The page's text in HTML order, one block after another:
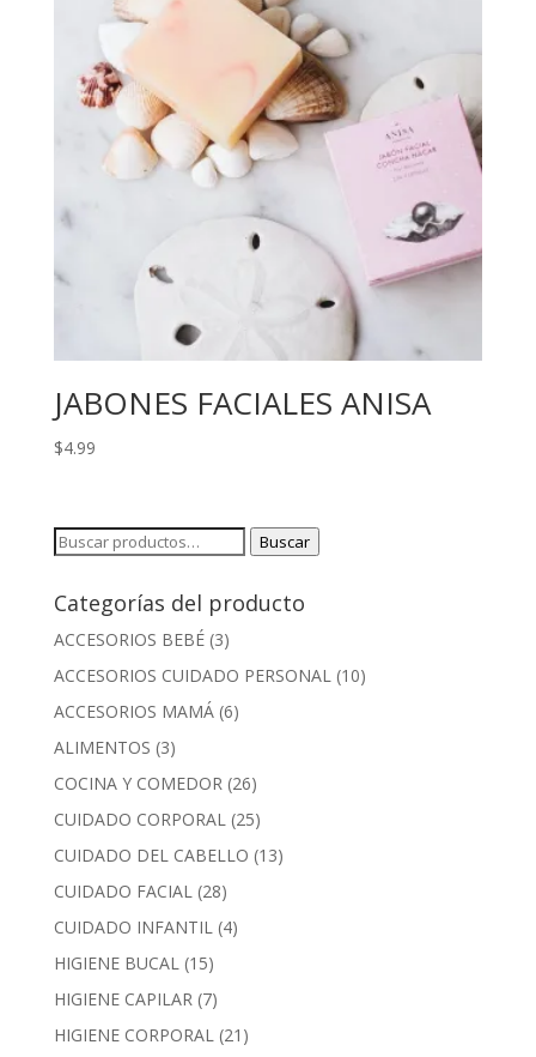
JABONES FACIALES ANISA
$4.99
Buscar
Buscar
Categorías del producto
ACCESORIOS BEBÉ (3)
ACCESORIOS CUIDADO PERSONAL (10)
ACCESORIOS MAMÁ (6)
ALIMENTOS (3)
COCINA Y COMEDOR (26)
CUIDADO CORPORAL (25)
CUIDADO DEL CABELLO (13)
CUIDADO FACIAL (28)
CUIDADO INFANTIL (4)
HIGIENE BUCAL (15)
HIGIENE CAPILAR (7)
HIGIENE CORPORAL (21)